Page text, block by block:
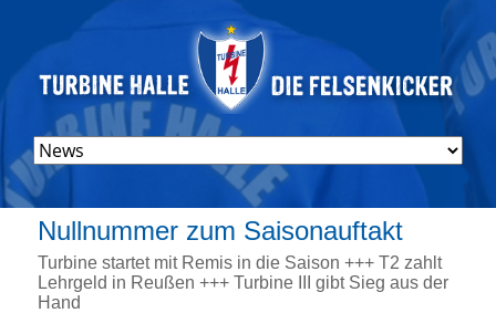
Nullnummer zum Saisonauftakt
Montag, 25. August 2025
Turbine startet mit Remis in die Saison +++ T2 zahlt
Lehrgeld in Reußen +++ Turbine III gibt Sieg aus der
Hand